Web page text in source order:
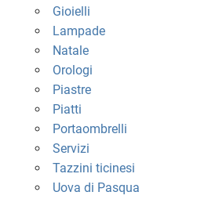
Gioielli
Lampade
Natale
Orologi
Piastre
Piatti
Portaombrelli
Servizi
Tazzini ticinesi
Uova di Pasqua